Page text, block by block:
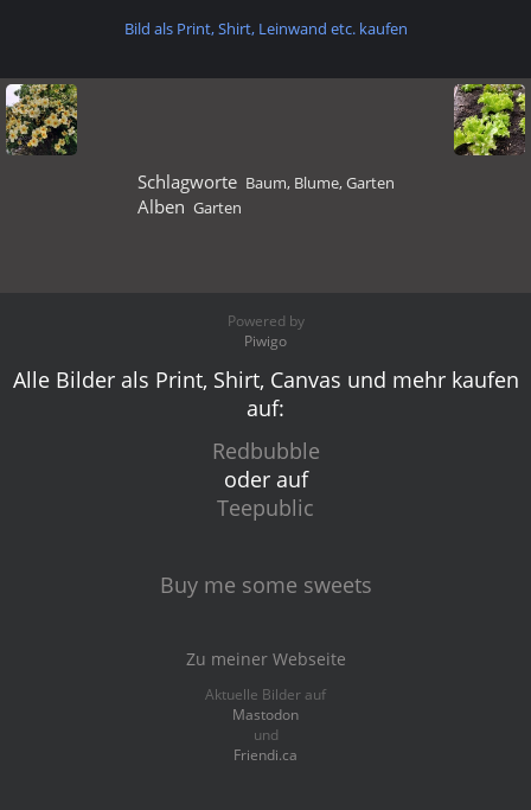
Bild als Print, Shirt, Leinwand etc. kaufen
Schlagworte Baum, Blume,Garten
Alben Garten
Powered by
Piwigo
Alle Bilder als Print, Shirt, Canvas und mehr kaufen
auf:
Redbubble
oder auf
Teepublic
Buy me some sweets
Zu meiner Webseite
Aktuelle Bilder auf
Mastodon
und
Friendi.ca